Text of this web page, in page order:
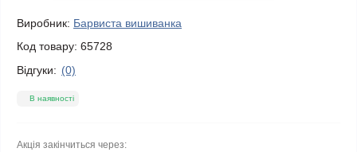
Виробник: Барвиста вишиванка
Код товару: 65728
Відгуки: (0)
В наявності
Акція закінчиться через: